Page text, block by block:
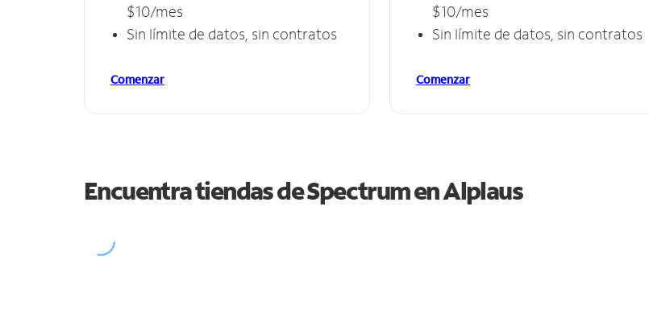
$10/mes
Sin límite de datos, sin contratos
Comenzar
$10/mes
Sin límite de datos, sin contratos
Comenzar
Encuentra tiendas de Spectrum enAlplaus